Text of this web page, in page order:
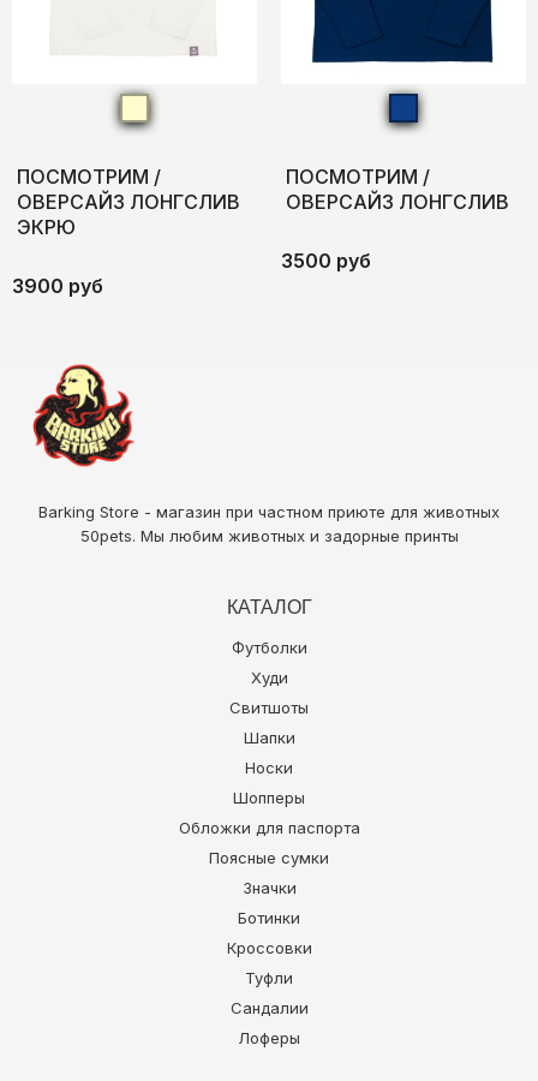
ПОСМОТРИМ /
ОВЕРСАЙЗ ЛОНГСЛИВ
ЭКРЮ
3900 руб
ПОСМОТРИМ /
ОВЕРСАЙЗ ЛОНГСЛИВ
3500 руб
Barking Store - магазин при частном приюте для животных
50pets. Мы любим животных и задорные принты
КАТАЛОГ
Футболки
Худи
Свитшоты
Шапки
Носки
Шопперы
Обложки для паспорта
Поясные сумки
Значки
Ботинки
Кроссовки
Туфли
Сандалии
Лоферы